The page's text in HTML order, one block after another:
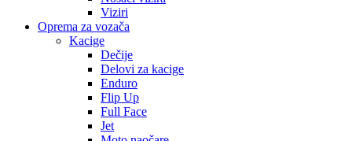
Viziri
Oprema za vozača
Kacige
Dečije
Delovi za kacige
Enduro
Flip Up
Full Face
Jet